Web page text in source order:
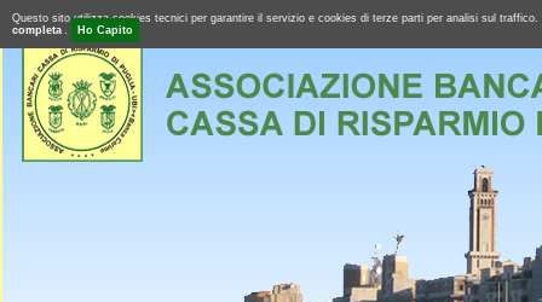
Questo sito utilizza cookies tecnici per garantire il servizio e cookies di terze parti per analisi sul
completa . Ho Capito